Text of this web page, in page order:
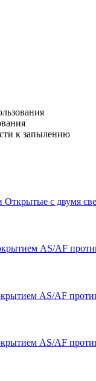
к запылению